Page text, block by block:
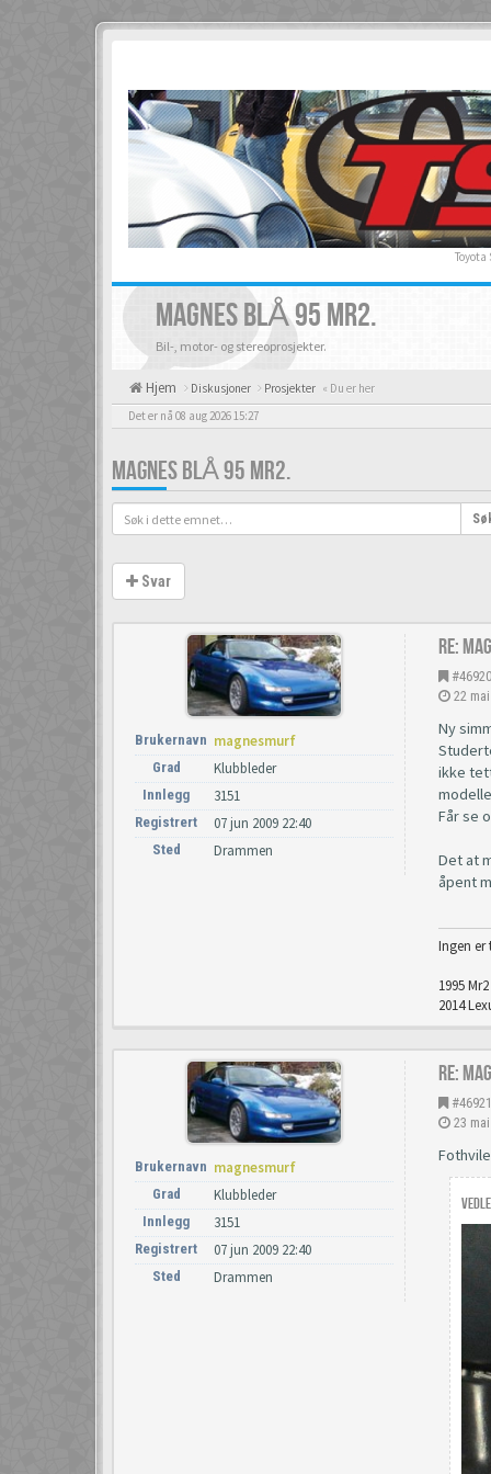
MAGNES BLÅ 95 MR2.
Bil-, motor- og stereoprosjekter.
Hjem Diskusjoner Prosjekter « Du er her
Det er nå 08 aug 2026 15:27
MAGNES BLÅ 95 MR2.
Svar
Re:
22
Ny
ikke
Får se
Det at
åpent
Ingen
1995
2014
Brukernavn magnesmurf
Grad Klubbleder
Innlegg 3151
Registrert 07 jun 2009 22:40
Sted Drammen
Re:
23
Brukernavn magnesmurf
Grad Klubbleder
Innlegg 3151
Registrert 07 jun 2009 22:40
Sted Drammen